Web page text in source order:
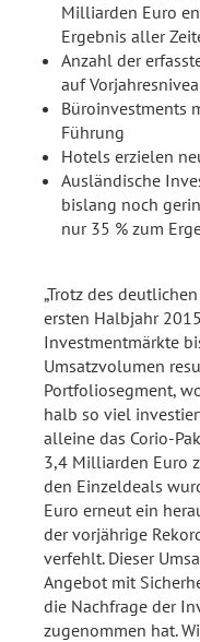
Milliarden Euro
Ergebnis aller
Anzahl der
auf
Büroinvestments
Führung
Hotels erzielen
Ausländische
bislang noch
nur 35 % zum
„Trotz des
ersten Halbjahr
Investmentmärkte
Umsatzvolumen
Portfoliosegment,
halb so viel
alleine das Corio-
3,4 Milliarden Euro
den Einzeldeals
Euro erneut ein
der vorjährige
verfehlt. Dieser
Angebot mit
die Nachfrage der
zugenommen hat.